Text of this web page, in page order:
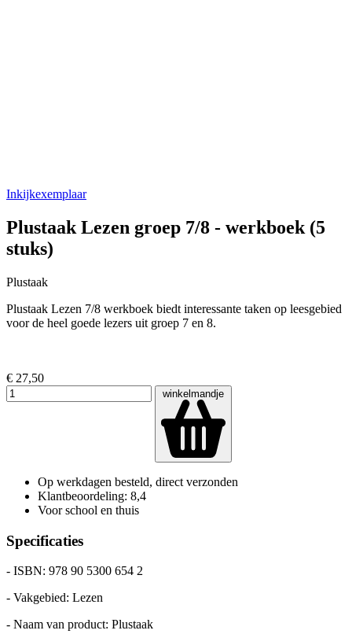
Inkijkexemplaar
Plustaak Lezen groep 7/8 - werkboek (5
stuks)
Plustaak
Plustaak Lezen 7/8 werkboek biedt interessante taken op leesgebied
voor de heel goede lezers uit groep 7 en 8.
€ 27,50
winkelmandje
Op werkdagen besteld, direct verzonden
Klantbeoordeling: 8,4
Voor school en thuis
Specificaties
- ISBN: 978 90 5300 654 2
- Vakgebied: Lezen
- Naam van product: Plustaak